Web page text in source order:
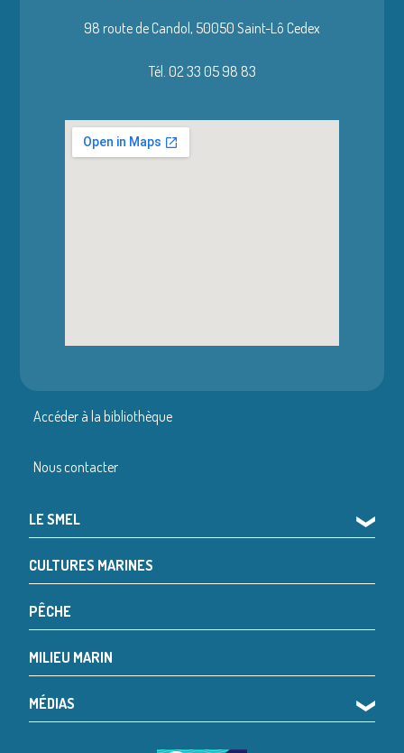
98 route de Candol, 50050 Saint-Lô Cedex
Tél. 02 33 05 98 83
Accéder à la bibliothèque
Nous contacter
LE SMEL ❯
CULTURES MARINES
PÊCHE
MILIEU MARIN
MÉDIAS ❯